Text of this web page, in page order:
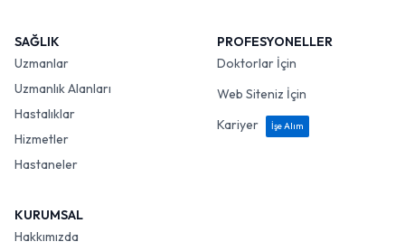
SAĞLIK
Uzmanlar
Uzmanlık Alanları
Hastalıklar
Hizmetler
Hastaneler
PROFESYONELLER
Doktorlar İçin
Web Siteniz İçin
Kariyer
İşe Alım
KURUMSAL
Hakkımızda